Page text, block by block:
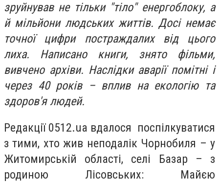
зруйнував не тільки "тіло" енергоблоку, а
й мільйони людських життів. Досі немає
точної цифри постраждалих від цього
лиха. Написано книги, знято фільми,
вивчено архіви. Наслідки аварії помітні і
через 40 років – вплив на екологію та
здоров'я людей.
Редакції 0512.ua вдалося поспілкуватися
з тими, хто жив неподалік Чорнобиля – у
Житомирській області, селі Базар – з
родиною Лісовських: Майєю